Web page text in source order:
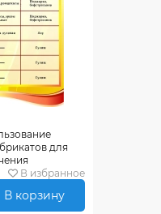
для
В избранное
В корзину